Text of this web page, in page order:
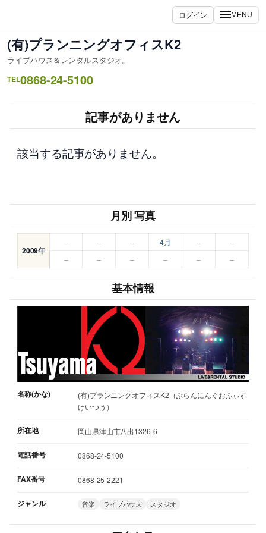
を
ス
キ
ッ
ログイン MENU
(有)プランニングオフィスK2
ライブハウス＆レンタルスタジオ。
TEL0868-24-5100
記事がありません
該当する記事がありません。
月別 写真
2009年
– – – 4月 –
–
–
– – – – –
基本情報
名称(かな)
(有)プランニングオフィスK2（ぷらんにんぐおふぃす
けいつう）
所在地 岡山県津山市八出1326-6
電話番号 0868-24-5100
FAX番号 0868-25-2221
ジャンル 音楽 ライブハウス スタジオ